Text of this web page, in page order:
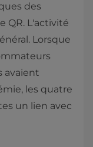
des
QR. L'activité
Lorsque
avaient
les quatre
un lien avec